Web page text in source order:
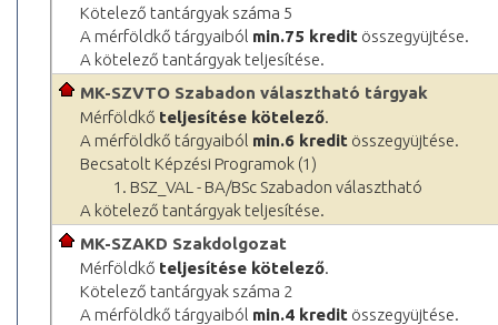
Kötelező tantárgyak száma 5
A mérföldkő tárgyaiból min.75 kredit összegyüjtése.
A kötelező tantárgyak teljesítése.
MK-SZVTO Szabadon választható tárgyak
Mérföldkő teljesítése kötelező.
A mérföldkő tárgyaiból min.6 kredit összegyüjtése.
Becsatolt Képzési Programok (1)
1. BSZ_VAL - BA/BSc Szabadon választható
A kötelező tantárgyak teljesítése.
MK-SZAKD Szakdolgozat
Mérföldkő teljesítése kötelező.
Kötelező tantárgyak száma 2
A mérföldkő tárgyaiból min.4 kredit összegyüjtése.